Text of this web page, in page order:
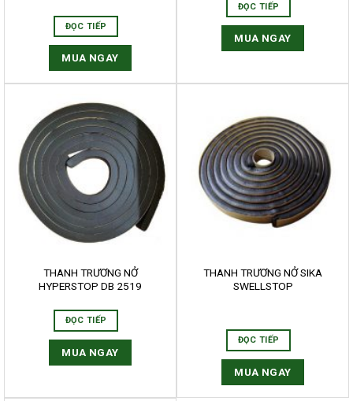
ĐỌC TIẾP
MUA NGAY
ĐỌC TIẾP
MUA NGAY
THANH TRƯƠNG NỞ
HYPERSTOP DB 2519
ĐỌC TIẾP
MUA NGAY
THANH TRƯƠNG NỞ SIKA
SWELLSTOP
ĐỌC TIẾP
MUA NGAY